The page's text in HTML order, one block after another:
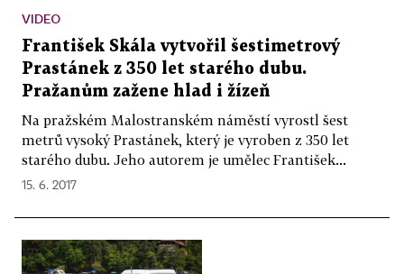
VIDEO
František Skála vytvořil šestimetrový
Prastánek z 350 let starého dubu.
Pražanům zažene hlad i žízeň
Na pražském Malostranském náměstí vyrostl šest
metrů vysoký Prastánek, který je vyroben z 350 let
starého dubu. Jeho autorem je umělec František...
15. 6. 2017